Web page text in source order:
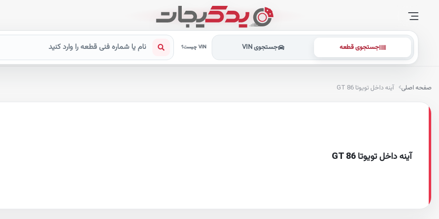
جستجوی قطعه جستجوی VIN VIN چیست؟
صفحه اصلی آینه داخل تویوتا GT 86
آینه داخل تویوتا GT 86